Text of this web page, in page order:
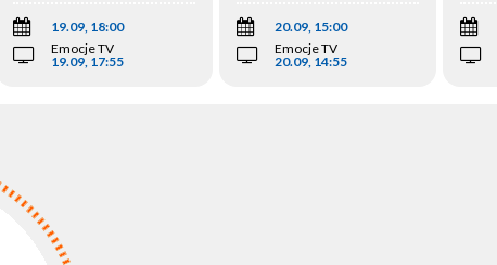
19.09, 18:00
Emocje TV
19.09, 17:55
20.09, 15:00
Emocje TV
20.09, 14:55